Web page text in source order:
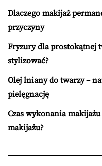
Dlaczego makijaż
przyczyny
Fryzury dla prostokątnej
stylizować?
Olej lniany do twarzy –
pielęgnację
Czas wykonania
makijażu?